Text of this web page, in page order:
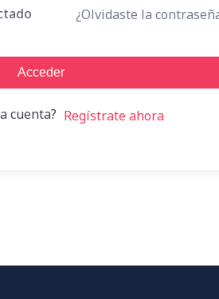
¿Olvidaste la
Acceder
cuenta? Regístrate ahora